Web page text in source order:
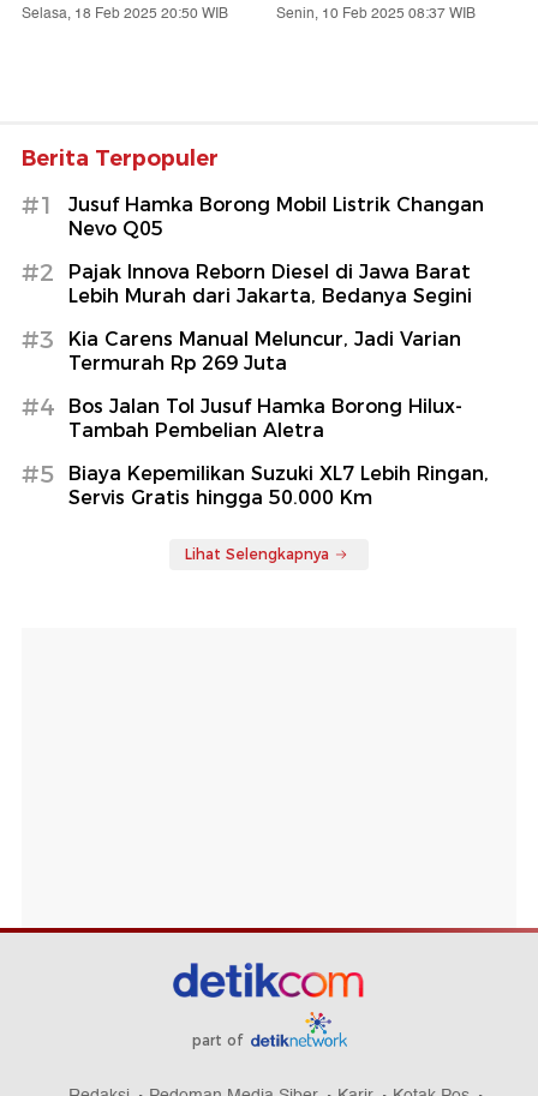
Selasa, 18 Feb 2025 20:50 WIB Senin, 10 Feb 2025 08:37 WIB
Berita Terpopuler
#1
Jusuf Hamka Borong Mobil Listrik Changan
Nevo Q05
#2
Pajak Innova Reborn Diesel di Jawa Barat
Lebih Murah dari Jakarta, Bedanya Segini
#3
Kia Carens Manual Meluncur, Jadi Varian
Termurah Rp 269 Juta
#4
Bos Jalan Tol Jusuf Hamka Borong Hilux-
Tambah Pembelian Aletra
#5
Biaya Kepemilikan Suzuki XL7 Lebih Ringan,
Servis Gratis hingga 50.000 Km
Lihat Selengkapnya
part of